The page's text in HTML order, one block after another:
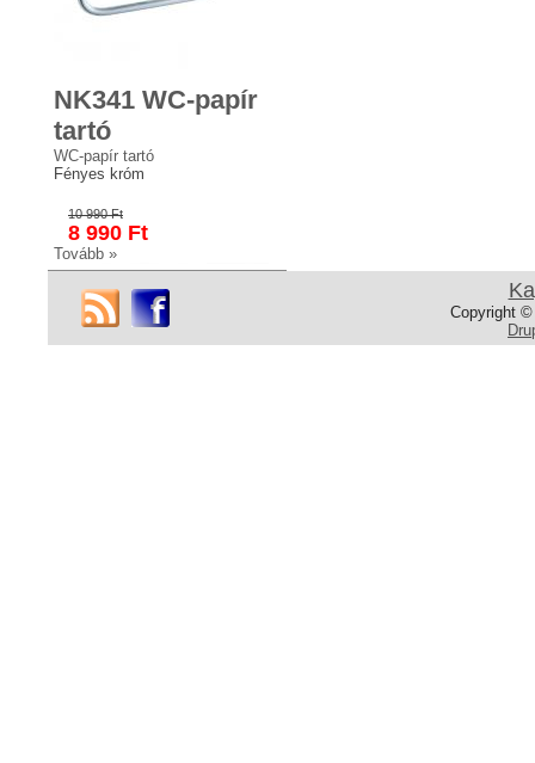
NK341 WC-papír
tartó
WC-papír tartó
Fényes króm
10 990 Ft
8 990 Ft
Tovább »
Copyright ©